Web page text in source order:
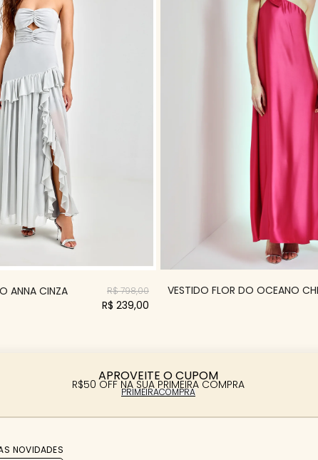
ANNA CINZA R$ 798,00
R$ 239,00
VESTIDO FLOR DO OCEANO
APROVEITE O CUPOM
R$50 OFF NA SUA PRIMEIRA COMPRA
PRIMEIRACOMPRA
NOVIDADES